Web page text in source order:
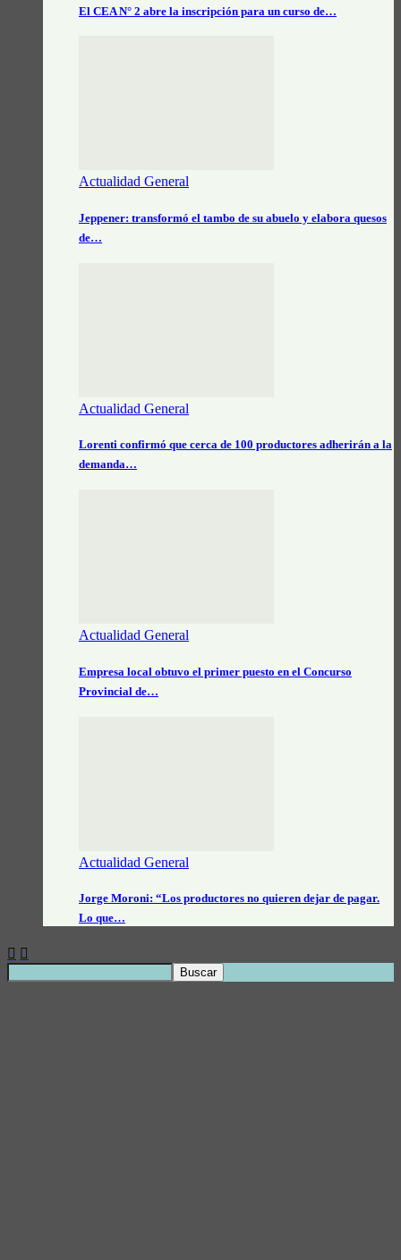
El CEA N° 2 abre la inscripción para un curso de…
Actualidad General
Jeppener: transformó el tambo de su abuelo y elabora quesos
de…
Actualidad General
Lorenti confirmó que cerca de 100 productores adherirán a la
demanda…
Actualidad General
Empresa local obtuvo el primer puesto en el Concurso
Provincial de…
Actualidad General
Jorge Moroni: “Los productores no quieren dejar de pagar.
Lo que…